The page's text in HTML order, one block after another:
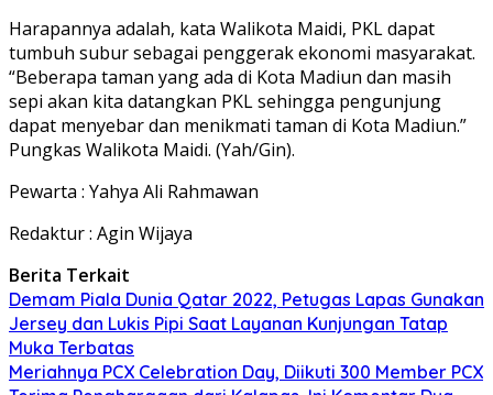
Harapannya adalah, kata Walikota Maidi, PKL dapat
tumbuh subur sebagai penggerak ekonomi masyarakat.
“Beberapa taman yang ada di Kota Madiun dan masih
sepi akan kita datangkan PKL sehingga pengunjung
dapat menyebar dan menikmati taman di Kota Madiun.”
Pungkas Walikota Maidi. (Yah/Gin).
Pewarta : Yahya Ali Rahmawan
Redaktur : Agin Wijaya
Berita Terkait
Demam Piala Dunia Qatar 2022, Petugas Lapas Gunakan
Jersey dan Lukis Pipi Saat Layanan Kunjungan Tatap
Muka Terbatas
Meriahnya PCX Celebration Day, Diikuti 300 Member PCX